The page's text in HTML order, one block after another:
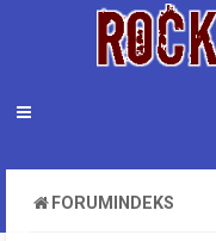
FORUMINDEKS